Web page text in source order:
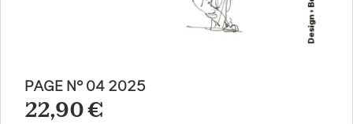
PAGE N° 04 2025
22,90 €